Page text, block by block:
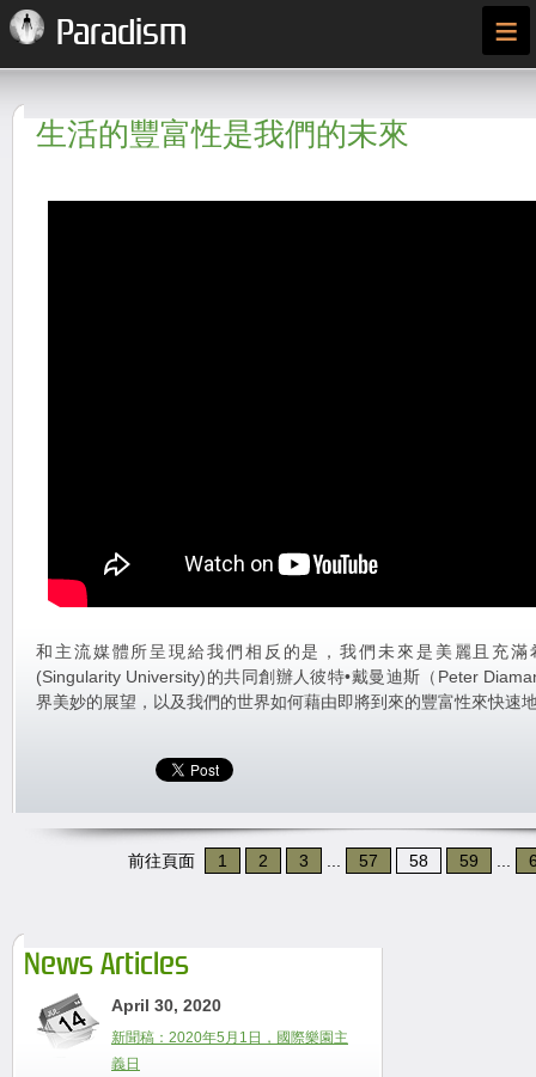
Paradism ≡
生活的豐富性是我們的未來
和主流媒體所呈現給我們相反的是，我們未來是美麗且充滿
(Singularity University)的共同創辦人彼特•戴曼迪斯（Peter
界美妙的展望，以及我們的世界如何藉由即將到來的豐富性來快速
前往頁面 1 2 3 57 58 59
News Articles
April 30, 2020
新聞稿：2020年5月1日，國際樂園主
義日